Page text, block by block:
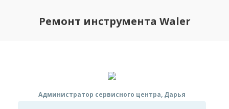
Ремонт инструмента Waler
Администратор сервисного центра, Дарья